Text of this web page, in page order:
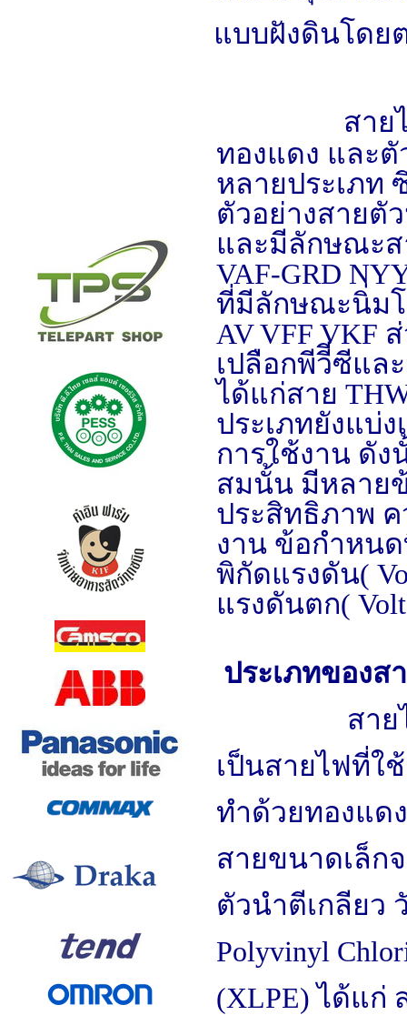
แบบฝังดินโดย
สาย
ทองแดง และ
หลายประเภท
ตัวอย่างสายตั
และมีลักษณะส
VAF-GRD
ที่มีลักษณะนิ่มโ
AV VFF VKF
เปลือกพีวีีซีแล
ได้แก่สาย
ประเภทยังแบ่
การใช้งาน ดั
สมนั้น มีหลาย
ประสิทธิภาพ
งาน ข้อกำหน
พิกัดแรงดัน(
แรงดันตก(
ประเภทของส
สายไฟฟ้าแ
เป็นสายไฟที่ใ
ทำด้วยทองแด
สายขนาดเล็ก
ตัวนำตีเกลียว
Polyvinyl
(XLPE) ได้แก่